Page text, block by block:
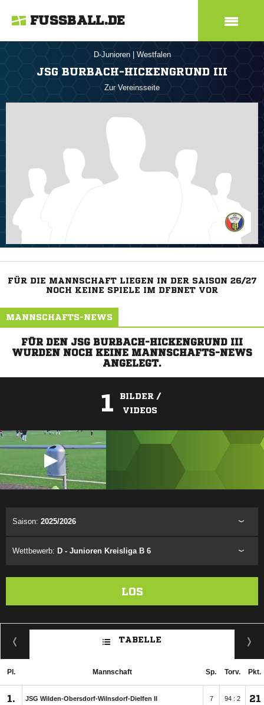
FUSSBALL.DE
D-Junioren Westfalen
JSG BURBACH-HICKENGRUND III
Zur Vereinsseite
FÜR DIE MANNSCHAFT LIEGEN IN DER SAISON 26/27
NOCH KEINE SPIELE IM DFBNET VOR
MANNSCHAFTS-NEWS
FÜR DEN JSG BURBACH-HICKENGRUND III
WURDEN NOCH KEINE MANNSCHAFTS-NEWS
ANGELEGT.
1
BILDER /
VIDEOS
Saison: 2025/2026
Wettbewerb: D - Junioren Kreisliga B 6
LOS
TABELLE
Pl. Mannschaft Sp. Torv. Pkt.
1. JSG Wilden-Obersdorf-Wilnsdorf-Dielfen II 7 94 : 2 21